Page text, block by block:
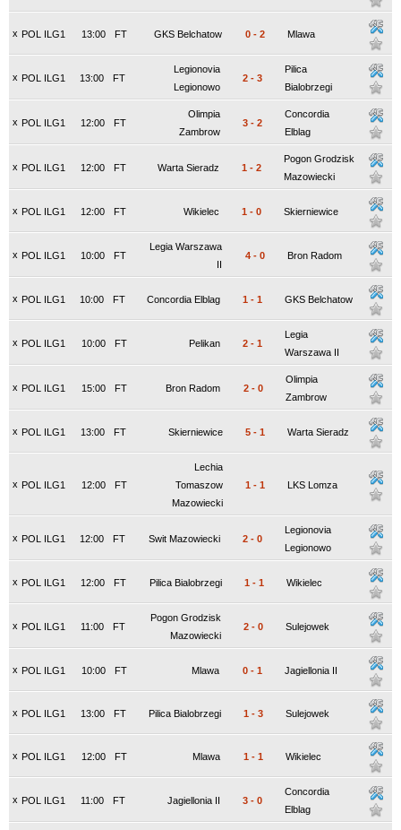
x POL ILG1 FT
13:00 GKS Belchatow 0 - 2 Mlawa
x POL ILG1 FT
13:00
Legionovia
Legionowo
2 - 3
Pilica
Bialobrzegi
x POL ILG1 FT
12:00
Olimpia
Zambrow
3 - 2
Concordia
Elblag
x POL ILG1 FT
12:00 Warta Sieradz 1 - 2
Pogon Grodzisk
Mazowiecki
x POL ILG1 FT
12:00 Wikielec 1 - 0 Skierniewice
x POL ILG1 FT
10:00
Legia Warszawa
II
4 - 0 Bron Radom
x POL ILG1 FT
10:00 Concordia Elblag 1 - 1 GKS Belchatow
x POL ILG1 FT
10:00 Pelikan 2 - 1
Legia
Warszawa II
x POL ILG1 FT
15:00 Bron Radom 2 - 0
Olimpia
Zambrow
x POL ILG1 FT
13:00 Skierniewice 5 - 1 Warta Sieradz
x POL ILG1 FT
12:00
Lechia
Tomaszow
Mazowiecki
1 - 1 LKS Lomza
x POL ILG1 FT
12:00 Swit Mazowiecki 2 - 0
Legionovia
Legionowo
x POL ILG1 FT
12:00 Pilica Bialobrzegi 1 - 1 Wikielec
x POL ILG1 FT
11:00
Pogon Grodzisk
Mazowiecki
2 - 0 Sulejowek
x POL ILG1 FT
10:00 Mlawa 0 - 1 Jagiellonia II
x POL ILG1 FT
13:00 Pilica Bialobrzegi 1 - 3 Sulejowek
x POL ILG1 FT
12:00 Mlawa 1 - 1 Wikielec
x POL ILG1 FT
11:00 Jagiellonia II 3 - 0
Concordia
Elblag